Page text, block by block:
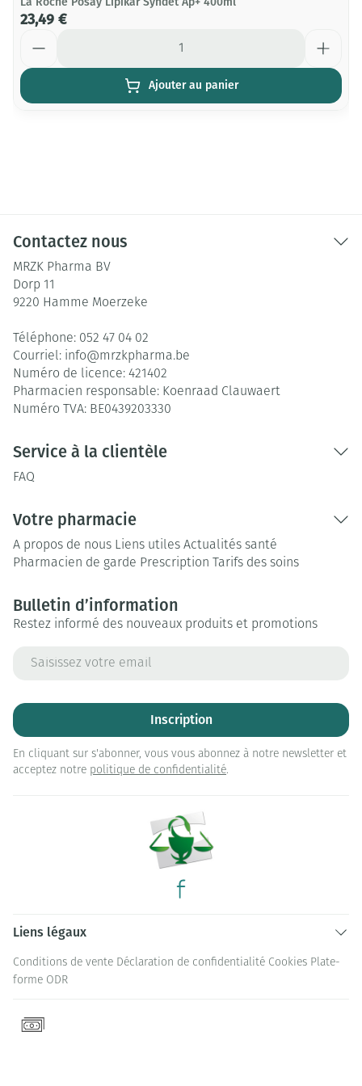
23,49 €
Ajouter au panier
Contactez nous
MRZK Pharma BV
Dorp 11
9220 Hamme Moerzeke
Téléphone: 052 47 04 02
Courriel: info@mrzkpharma.be
Numéro de licence: 421402
Pharmacien responsable: Koenraad Clauwaert
Numéro TVA: BE0439203330
Service à la clientèle
FAQ
Votre pharmacie
A propos de nous Liens utiles Actualités santé
Pharmacien de garde Prescription Tarifs des soins
Bulletin d’information
Restez informé des nouveaux produits et promotions
Inscription
En cliquant sur s'abonner, vous vous abonnez à notre newsletter et
acceptez notre politique de confidentialité.
Liens légaux
Conditions de vente Déclaration de confidentialité Cookies Plate-
forme ODR